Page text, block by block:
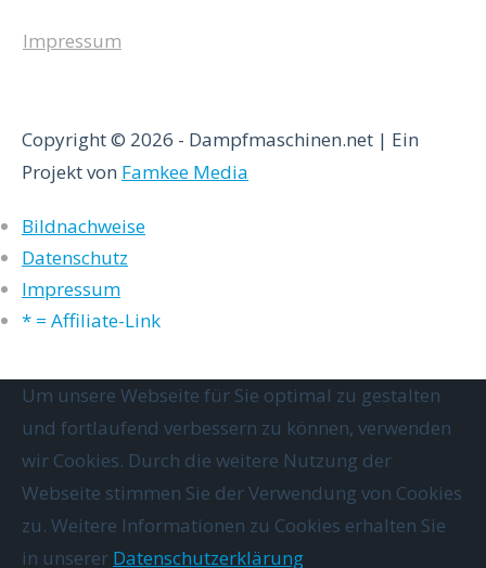
Impressum
Copyright © 2026 - Dampfmaschinen.net | Ein
Projekt von Famkee Media
Bildnachweise
Datenschutz
Impressum
* = Affiliate-Link
Um unsere Webseite für Sie optimal zu gestalten
und fortlaufend verbessern zu können, verwenden
wir Cookies. Durch die weitere Nutzung der
Webseite stimmen Sie der Verwendung von Cookies
zu. Weitere Informationen zu Cookies erhalten Sie
in unserer Datenschutzerklärung